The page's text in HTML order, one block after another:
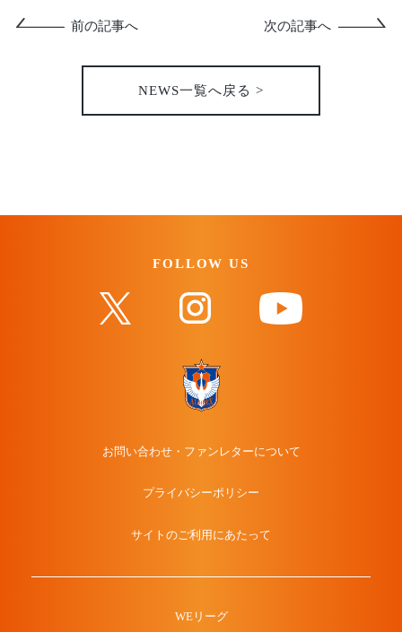
NEWS一覧へ戻る >
前の記事へ 次の記事へ
FOLLOW US
お問い合わせ・ファンレターについて
プライバシーポリシー
サイトのご利用にあたって
WEリーグ